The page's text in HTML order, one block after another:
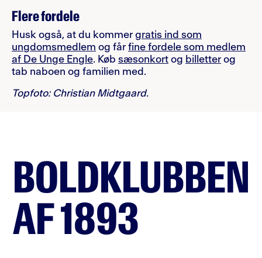
Flere fordele
Husk også, at du kommer gratis ind som
ungdomsmedlem og får fine fordele som medlem
af De Unge Engle. Køb sæsonkort og billetter og
tab naboen og familien med.
Topfoto: Christian Midtgaard.
BOLDKLUBBEN
AF 1893